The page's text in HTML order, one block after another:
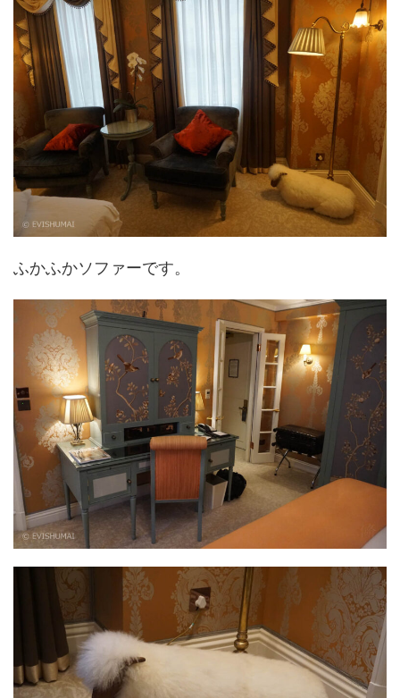
ふかふかソファーです。